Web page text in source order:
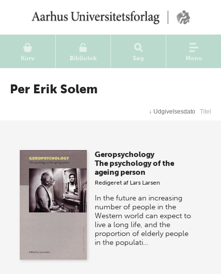
Kurv Bibliotek Søg Menu
Per Erik Solem
↓ Udgivelsesdato Titel
Geropsychology
The psychology of the
ageing person
Redigeret af Lars Larsen
In the future an increasing
number of people in the
Western world can expect to
live a long life, and the
proportion of elderly people
in the populati…